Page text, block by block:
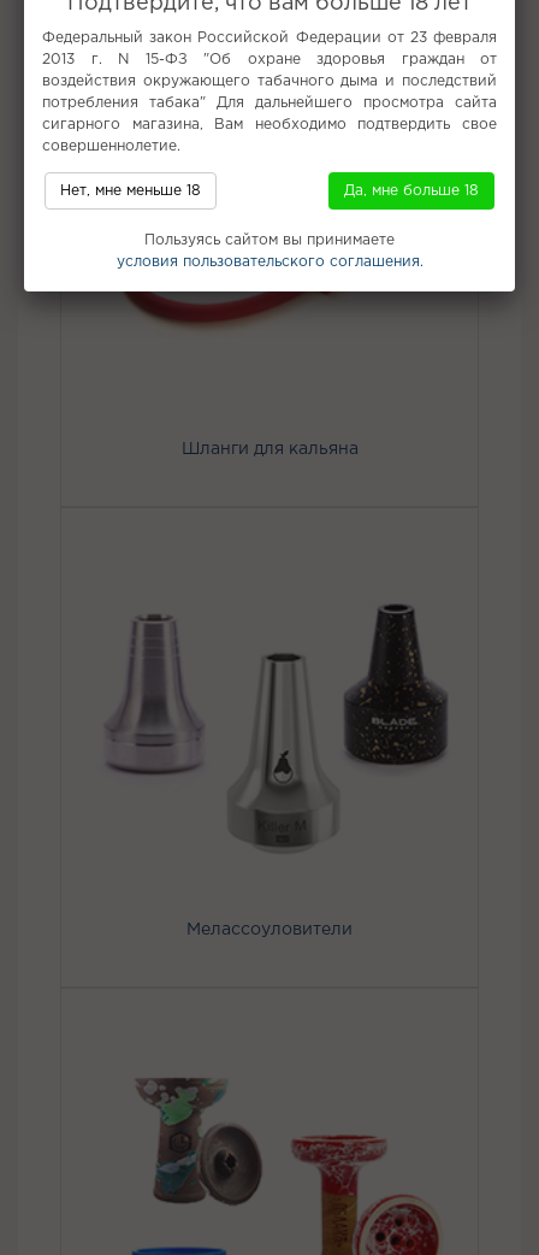
Шланги для кальяна
Мелассоуловители
Федеральный закон Российской Федерации от 23 февраля
2013 г. N 15-ФЗ "Об охране здоровья граждан от
воздействия окружающего табачного дыма и последствий
потребления табака" Для дальнейшего просмотра сайта
сигарного магазина, Вам необходимо подтвердить свое
совершеннолетие.
Нет, мне меньше 18 Да, мне больше 18
Пользуясь сайтом вы принимаете
условия пользовательского соглашения.